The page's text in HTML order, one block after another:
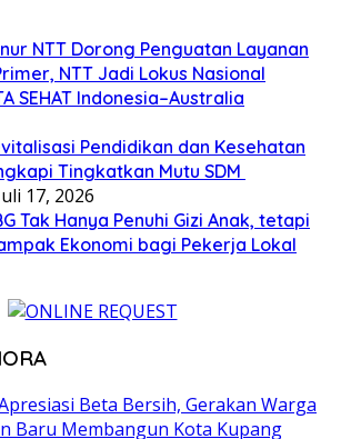
NTT Dorong Penguatan Layanan
NTT Jadi Lokus Nasional
SEHAT Indonesia–Australia
Pendidikan dan Kesehatan
Tingkatkan Mutu SDM
17, 2026
Tak Hanya Penuhi Gizi Anak, tetapi
Ekonomi bagi Pekerja Lokal